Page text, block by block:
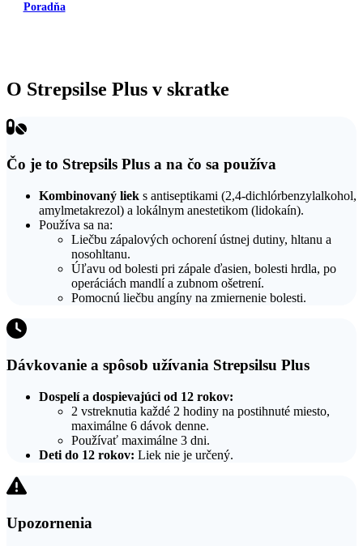
Poradňa
O Strepsilse Plus v skratke
Čo je to Strepsils Plus a na čo sa používa
Kombinovaný liek s antiseptikami (2,4-dichlórbenzylalkohol,
amylmetakrezol) a lokálnym anestetikom (lidokaín).
Používa sa na:
Liečbu zápalových ochorení ústnej dutiny, hltanu a
nosohltanu.
Úľavu od bolesti pri zápale ďasien, bolesti hrdla, po
operáciách mandlí a zubnom ošetrení.
Pomocnú liečbu angíny na zmiernenie bolesti.
Dávkovanie a spôsob užívania Strepsilsu Plus
Dospelí a dospievajúci od 12 rokov:
2 vstreknutia každé 2 hodiny na postihnuté miesto,
maximálne 6 dávok denne.
Používať maximálne 3 dni.
Deti do 12 rokov: Liek nie je určený.
Upozornenia